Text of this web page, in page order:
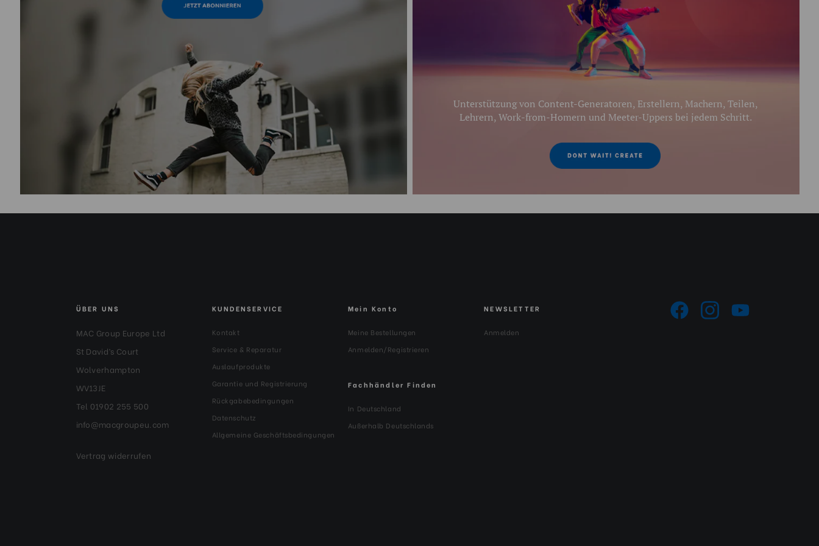
Unterstützung von Content-Generatoren, Erstellern, Machern, Teilen,
Lehrern, Work-from-Homern und Meeter-Uppers bei jedem Schritt.
ÜBER UNS
MAC Group Europe Ltd
St David’s Court
Wolverhampton
WV13JE
Tel 01902 255 500
info@macgroupeu.com
Vertrag widerrufen
KUNDENSERVICE
Kontakt
Service & Reparatur
Auslaufprodukte
Garantie und Registrierung
Rückgabebedingungen
Datenschutz
Allgemeine Geschäftsbedingungen
Mein Konto
Meine Bestellungen
Anmelden/Registrieren
Fachhändler Finden
In Deutschland
Außerhalb Deutschlands
NEWSLETTER
Anmelden